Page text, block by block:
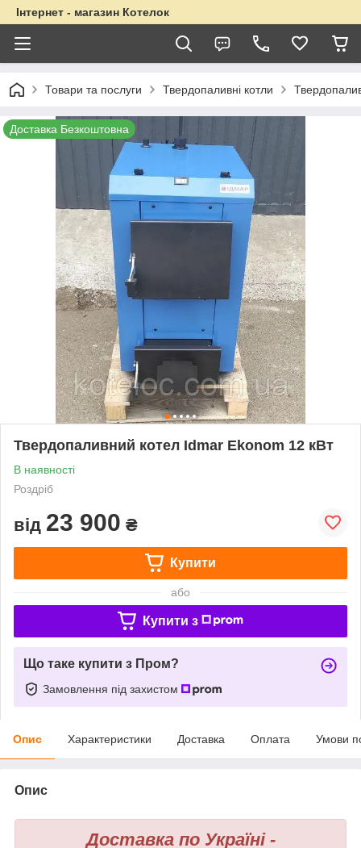
Інтернет - магазин Котелок
Товари та послуги Твердопаливні котли
Доставка Безкоштовна
Твердопаливний котел Idmar Ekonom 12 кВт
В наявності
Роздріб
від 23 900 ₴
Купити
або
Купити з
Що таке купити з Пром?
Замовлення під захистом
Опис Характеристики Доставка Оплата Умови
Опис
Доставка по Україні -